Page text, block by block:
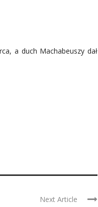
a duch Machabeuszy dał
Next Article